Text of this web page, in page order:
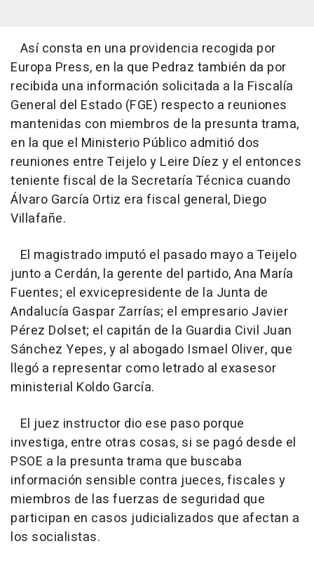
Así consta en una providencia recogida por
Europa Press, en la que Pedraz también da por
recibida una información solicitada a la Fiscalía
General del Estado (FGE) respecto a reuniones
mantenidas con miembros de la presunta trama,
en la que el Ministerio Público admitió dos
reuniones entre Teijelo y Leire Díez y el entonces
teniente fiscal de la Secretaría Técnica cuando
Álvaro García Ortiz era fiscal general, Diego
Villafañe.
El magistrado imputó el pasado mayo a Teijelo
junto a Cerdán, la gerente del partido, Ana María
Fuentes; el exvicepresidente de la Junta de
Andalucía Gaspar Zarrías; el empresario Javier
Pérez Dolset; el capitán de la Guardia Civil Juan
Sánchez Yepes, y al abogado Ismael Oliver, que
llegó a representar como letrado al exasesor
ministerial Koldo García.
El juez instructor dio ese paso porque
investiga, entre otras cosas, si se pagó desde el
PSOE a la presunta trama que buscaba
información sensible contra jueces, fiscales y
miembros de las fuerzas de seguridad que
participan en casos judicializados que afectan a
los socialistas.